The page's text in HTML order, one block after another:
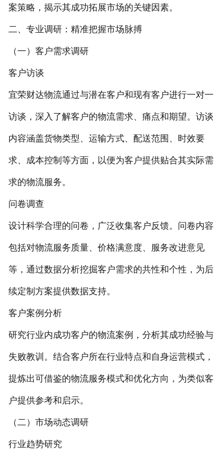
案策略，揭示其成功拓展市场的关键因素。
二、专业调研：精准把握市场脉搏
（一）客户需求调研
客户访谈
宜荣财达物流通过与潜在客户和现有客户进行一对一
访谈，深入了解客户的物流需求、痛点和期望。访谈
内容涵盖货物类型、运输方式、配送范围、时效要
求、成本控制等方面，以便为客户提供贴合其实际需
求的物流服务。
问卷调查
设计科学合理的问卷，广泛收集客户反馈。问卷内容
包括对物流服务质量、价格满意度、服务改进意见
等，通过数据分析挖掘客户需求的共性和个性，为后
续定制方案提供数据支持。
客户案例分析
研究行业内成功客户的物流案例，分析其成功经验与
失败教训。结合客户所在行业特点和自身运营模式，
提炼出可借鉴的物流服务模式和优化方向，为类似客
户提供参考和启示。
（二）市场动态调研
行业趋势研究